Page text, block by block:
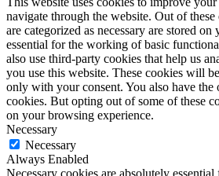
navigate through the website. Out of
are categorized as necessary are stored
essential for the working of basic
also use third-party cookies that help us
you use this website. These cookies will
only with your consent. You also have the
cookies. But opting out of some of these
on your browsing experience.
Necessary
Necessary
Always Enabled